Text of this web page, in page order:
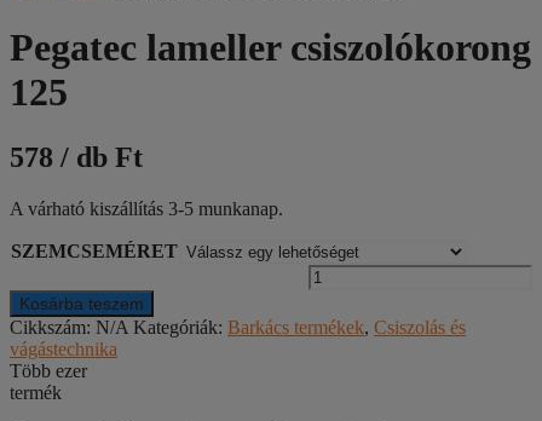
Pegatec lameller csiszolókorong
125
578 / db Ft
A várható kiszállítás 3-5 munkanap.
SZEMCSEMÉRET
Kosárba teszem
Cikkszám: N/A Kategóriák: Barkács termékek, Csiszolás és
vágástechnika
Több ezer
termék